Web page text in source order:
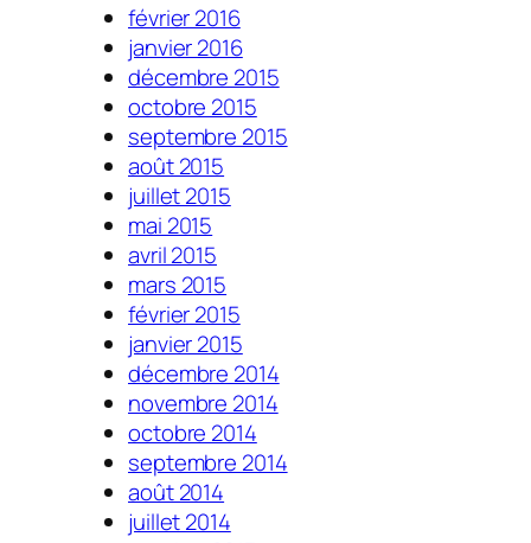
février 2016
janvier 2016
décembre 2015
octobre 2015
septembre 2015
août 2015
juillet 2015
mai 2015
avril 2015
mars 2015
février 2015
janvier 2015
décembre 2014
novembre 2014
octobre 2014
septembre 2014
août 2014
juillet 2014